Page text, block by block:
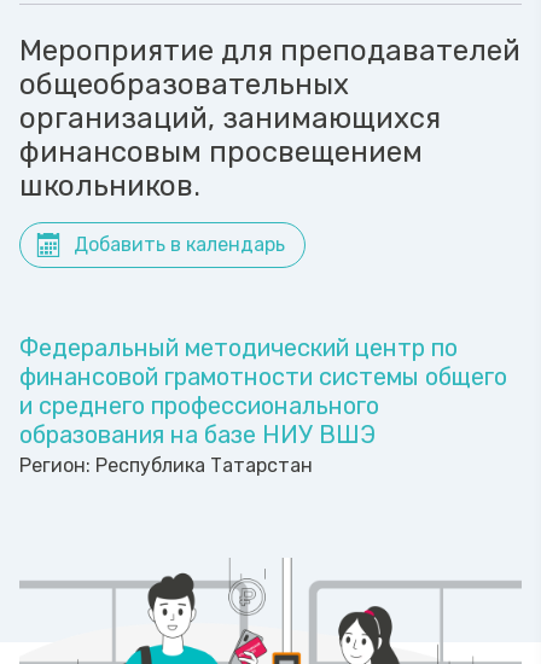
Мероприятие для преподавателей
общеобразовательных
организаций, занимающихся
финансовым просвещением
школьников.
Добавить в календарь
Федеральный методический центр по
финансовой грамотности системы общего
и среднего профессионального
образования на базе НИУ ВШЭ
Регион: Республика Татарстан